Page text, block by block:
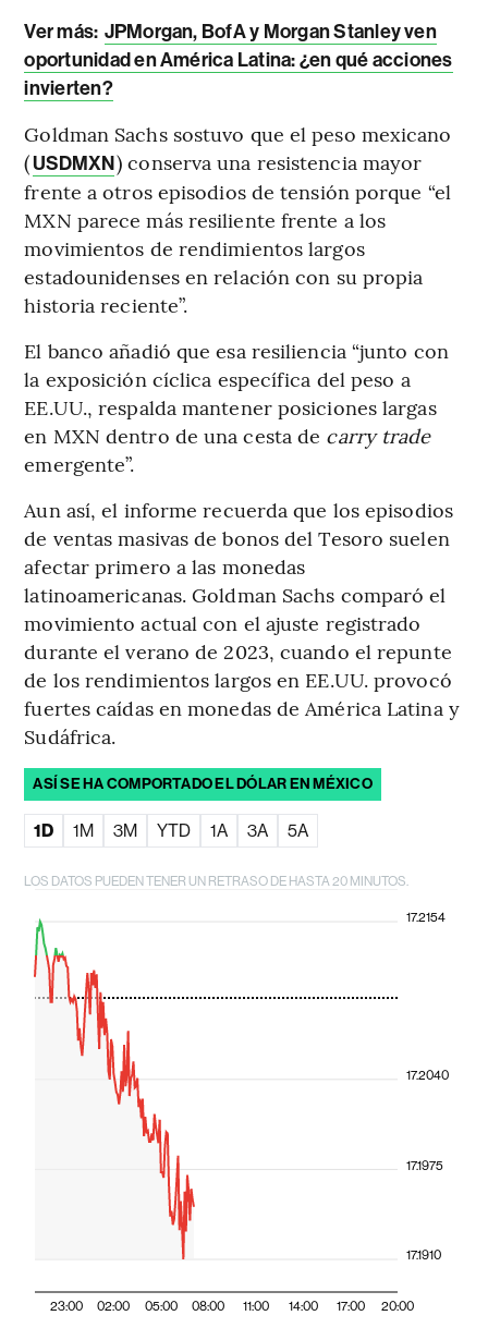
Ver más: JPMorgan, BofA y Morgan Stanley ven
oportunidad en América Latina: ¿en qué acciones
invierten?
Goldman Sachs sostuvo que el peso mexicano
(USDMXN) conserva una resistencia mayor
frente a otros episodios de tensión porque “el
MXN parece más resiliente frente a los
movimientos de rendimientos largos
estadounidenses en relación con su propia
historia reciente”.
El banco añadió que esa resiliencia “junto con
la exposición cíclica específica del peso a
EE.UU., respalda mantener posiciones largas
en MXN dentro de una cesta de carry trade
emergente”.
Aun así, el informe recuerda que los episodios
de ventas masivas de bonos del Tesoro suelen
afectar primero a las monedas
latinoamericanas. Goldman Sachs comparó el
movimiento actual con el ajuste registrado
durante el verano de 2023, cuando el repunte
de los rendimientos largos en EE.UU. provocó
fuertes caídas en monedas de América Latina y
Sudáfrica.
ASÍ SE HA COMPORTADO EL DÓLAR EN MÉXICO
1D 1M 3M YTD 1A 3A 5A
LOS DATOS PUEDEN TENER UN RETRASO DE HASTA 20 MINUTOS.
23:00 02:00 05:00 08:00 11:00 14:00 17:00 20:00
17.1910
17.1975
17.2040
17.2154